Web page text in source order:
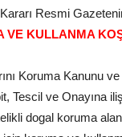
Resmi
VE KULLANMA
Koruma Kanunu
Tescil ve
dogal koruma